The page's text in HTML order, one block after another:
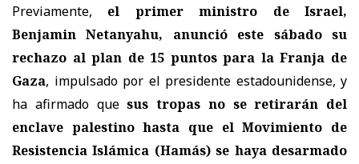
Previamente, el primer ministro de Israel,
Benjamin Netanyahu, anunció este sábado su
rechazo al plan de 15 puntos para la Franja de
Gaza, impulsado por el presidente estadounidense, y
ha afirmado quesus tropas no se retirarán del
enclave palestino hasta que el Movimiento de
Resistencia Islámica (Hamás) se haya desarmado